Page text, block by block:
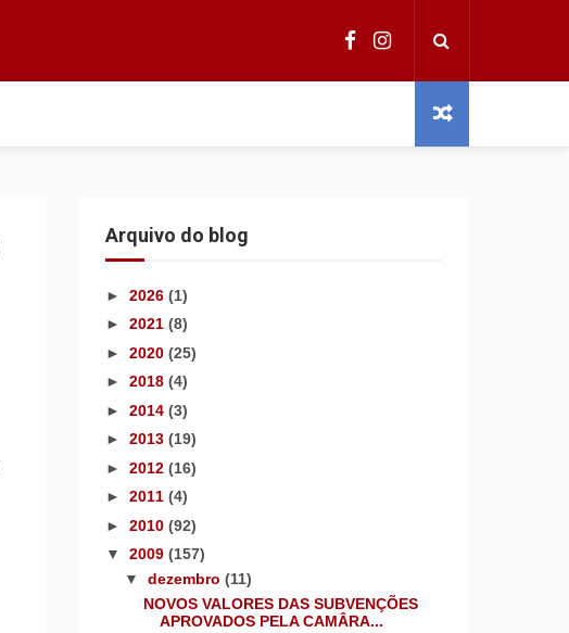
Arquivo do blog
► 2026 (1)
► 2021 (8)
► 2020 (25)
► 2018 (4)
► 2014 (3)
► 2013 (19)
► 2012 (16)
► 2011 (4)
► 2010 (92)
▼ 2009 (157)
▼ dezembro (11)
NOVOS VALORES DAS SUBVENÇÕES
APROVADOS PELA CAMÂRA...